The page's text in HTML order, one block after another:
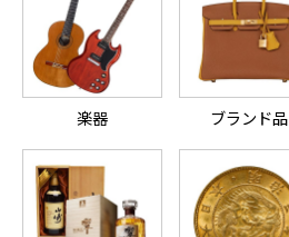
楽器 ブランド品